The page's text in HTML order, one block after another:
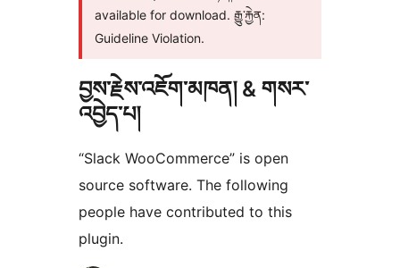
available for download. རྒྱུ་རྐྱེན:
Guideline Violation.
བྱས་རྗེས་འཇོག་མཁན། & གསར་
འབྱེད་པ།
“Slack WooCommerce” is open
source software. The following
people have contributed to this
plugin.